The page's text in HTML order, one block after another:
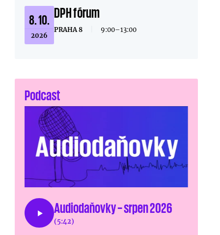
8. 10.
2026
DPH fórum
PRAHA 8 9:00–13:00
Podcast
Audiodaňovky – srpen 2026
(5:42)